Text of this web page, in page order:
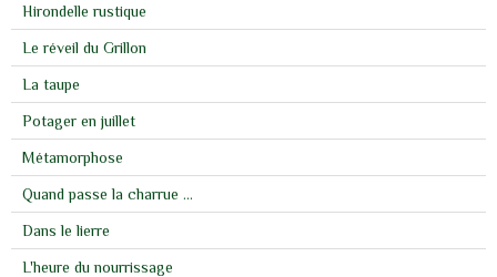
Hirondelle rustique
Le réveil du Grillon
La taupe
Potager en juillet
Métamorphose
Quand passe la charrue ...
Dans le lierre
L'heure du nourrissage